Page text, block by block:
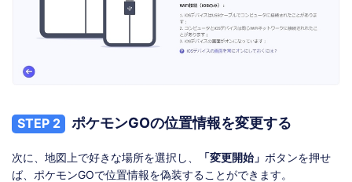
STEP 2 ポケモンGOの位置情報を変更する
次に、地図上で好きな場所を選択し、 「変更開始」 ボタンを押せ
ば、ポケモンGOで位置情報を偽装することができます。